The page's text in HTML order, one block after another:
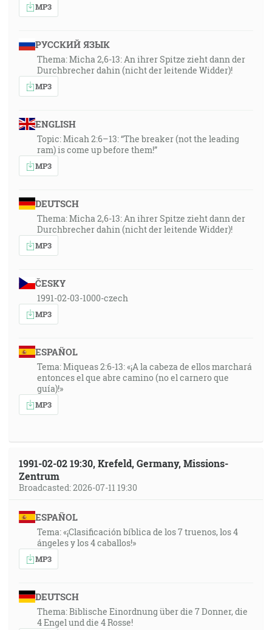
MP3
РУССКИЙ ЯЗЫК
Thema: Micha 2,6-13: An ihrer Spitze zieht dann der
Durchbrecher dahin (nicht der leitende Widder)!
MP3
ENGLISH
Topic: Micah 2:6–13: “The breaker (not the leading
ram) is come up before them!”
MP3
DEUTSCH
Thema: Micha 2,6-13: An ihrer Spitze zieht dann der
Durchbrecher dahin (nicht der leitende Widder)!
MP3
ČESKY
1991-02-03-1000-czech
MP3
ESPAÑOL
Tema: Miqueas 2:6-13: «¡A la cabeza de ellos marchará
entonces el que abre camino (no el carnero que
guía)!»
MP3
1991-02-02 19:30, Krefeld, Germany, Missions-
Zentrum
Broadcasted: 2026-07-11 19:30
ESPAÑOL
Tema: «¡Clasificación bíblica de los 7 truenos, los 4
ángeles y los 4 caballos!»
MP3
DEUTSCH
Thema: Biblische Einordnung über die 7 Donner, die
4 Engel und die 4 Rosse!